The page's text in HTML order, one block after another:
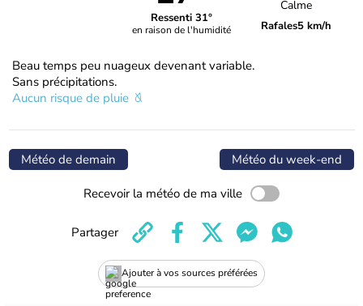
Ressenti 31°
en raison de l'humidité
Calme
Rafales5 km/h
Beau temps peu nuageux devenant variable.
Sans précipitations.
Aucun risque de pluie
Météo de demain Météo du week-end
Recevoir la météo de ma ville
Ajouter à vos sources préférées
Partager